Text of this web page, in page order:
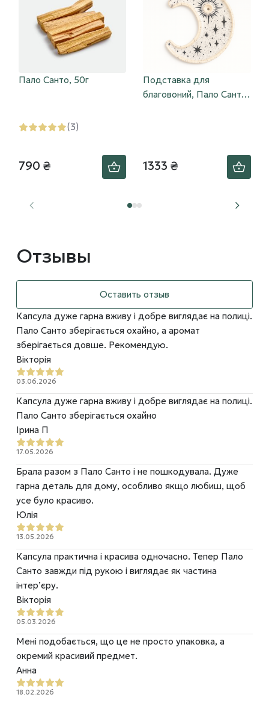
Пало Санто, 50г
(3)
790 ₴
Подставка для
благовоний, Пало Санто
1333 ₴
Отзывы
Оставить отзыв
Капсула дуже гарна вживу і добре виглядає на полиці.
Пало Санто зберігається охайно, а аромат
зберігається довше. Рекомендую.
Вікторія
03.06.2026
Капсула дуже гарна вживу і добре виглядає на полиці.
Пало Санто зберігається охайно
Ірина П
17.05.2026
Брала разом з Пало Санто і не пошкодувала. Дуже
гарна деталь для дому, особливо якщо любиш, щоб
усе було красиво.
Юлія
13.05.2026
Капсула практична і красива одночасно. Тепер Пало
Санто завжди під рукою і виглядає як частина
інтер’єру.
Вікторія
05.03.2026
Мені подобається, що це не просто упаковка, а
окремий красивий предмет.
Анна
18.02.2026